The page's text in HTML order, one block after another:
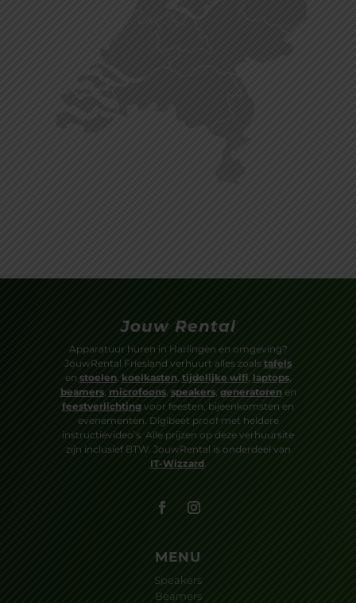
Jouw Rental
Apparatuur huren in Harlingen en omgeving?
JouwRental Friesland verhuurt alles zoals tafels
en stoelen, koelkasten, tijdelijke wifi, laptops,
beamers, microfoons, speakers, generatoren en
feestverlichting voor feesten, bijeenkomsten en
evenementen. Digibeet proof met heldere
instructievideo’s. Alle prijzen op deze verhuursite
zijn inclusief BTW. JouwRental is onderdeel van
IT-Wizzard
MENU
Speakers
Beamers